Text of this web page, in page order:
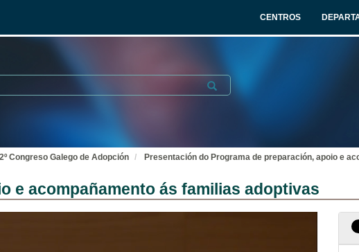
CENTROS
Submit
2º Congreso Galego de Adopción Presentación do Programa de preparación, apoio e
e acompañamento ás familias adoptivas